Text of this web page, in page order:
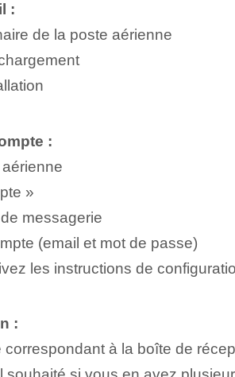
:
de la poste aérienne
:
»
messagerie
(email et mot de passe)
les instructions de
:
à la boîte de